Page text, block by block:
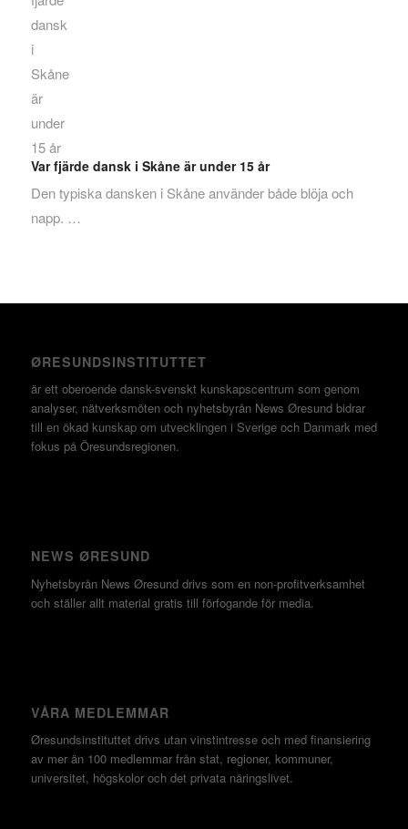
Var fjärde dansk i Skåne är under 15 år
Den typiska dansken i Skåne använder både blöja och
napp. …
ØRESUNDSINSTITUTTET
är ett oberoende dansk-svenskt kunskapscentrum som genom
analyser, nätverksmöten och nyhetsbyrån News Øresund bidrar
till en ökad kunskap om utvecklingen i Sverige och Danmark med
fokus på Öresundsregionen.
NEWS ØRESUND
Nyhetsbyrån News Øresund drivs som en non-profitverksamhet
och ställer allt material gratis till förfogande för media.
VÅRA MEDLEMMAR
Øresundsinstituttet drivs utan vinst­intresse och med finansiering
av mer än 100 medlemmar från stat, regioner, kommuner,
universitet, högskolor och det privata näringslivet.